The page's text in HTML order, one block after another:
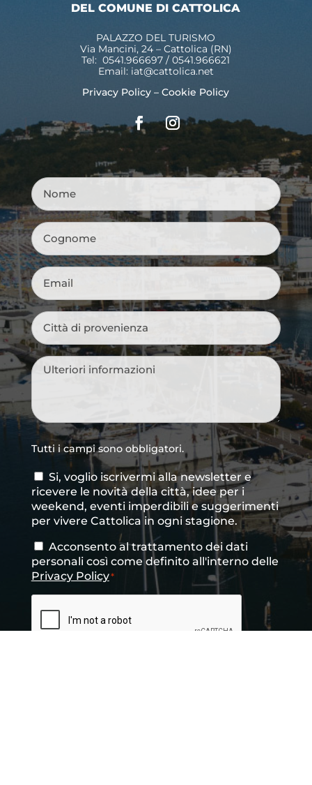
DEL COMUNE DI CATTOLICA
PALAZZO DEL TURISMO
Via Mancini, 24 – Cattolica (RN)
Tel: 0541.966697 / 0541.966621
Email: iat@cattolica.net
Privacy Policy –Cookie Policy
Nome
Cognome
Email
Città
di
provenienza*
Messaggio
Tutti i campi sono obbligatori.
Consenso
newsletter
Si, voglio iscrivermi alla newsletter e
ricevere le novità della città, idee per i
weekend, eventi imperdibili e suggerimenti
per vivere Cattolica in ogni stagione.
Consenso*
Acconsento al trattamento dei dati
personali così come definito all'interno delle
Privacy Policy*